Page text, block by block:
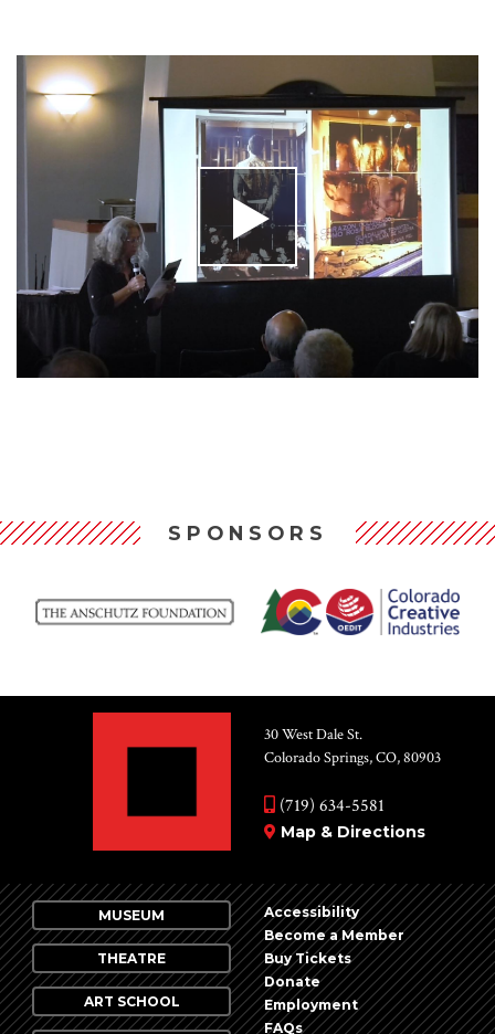
SPONSORS
30 West Dale St.
Colorado Springs, CO, 80903
(719) 634-5581
Map & Directions
MUSEUM
THEATRE
ART SCHOOL
Accessibility
Become a Member
Buy Tickets
Donate
Employment
FAQs